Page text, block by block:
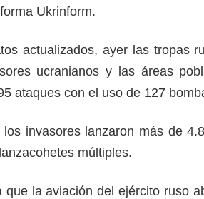
Ukrinform.
actualizados, ayer las tropas
ucranianos y las áreas
ataques con el uso de 127
los invasores lanzaron más de
múltiples.
que la aviación del ejército ruso